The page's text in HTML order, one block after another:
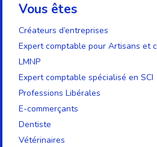
Vous êtes
Créateurs d’entreprises
Expert comptable pour Artisans et
LMNP
Expert comptable spécialisé en SCI
Professions Libérales
E-commerçants
Dentiste
Vétérinaires